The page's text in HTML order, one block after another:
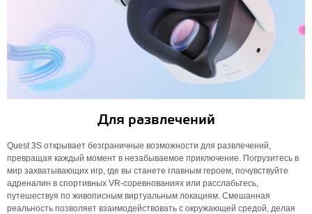
Для развлечений
Quest 3S открывает безграничные возможности для развлечений,
превращая каждый момент в незабываемое приключение. Погрузитесь в
мир захватывающих игр, где вы станете главным героем, почувствуйте
адреналин в спортивных VR-соревнованиях или расслабьтесь,
путешествуя по живописным виртуальным локациям. Смешанная
реальность позволяет взаимодействовать с окружающей средой, делая